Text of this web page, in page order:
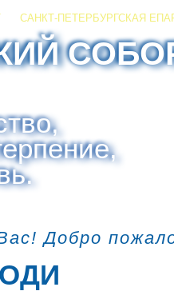
САНКТ-ПЕТЕРБУРГСКАЯ
Добро